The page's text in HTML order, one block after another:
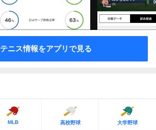
テニス情報をアプリで見る
MLB 高校野球 大学野球